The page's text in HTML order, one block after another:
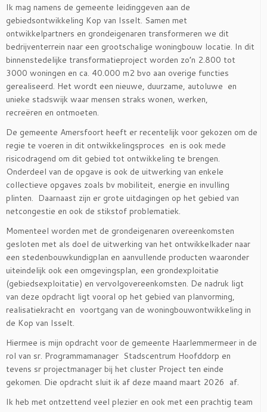
Ik mag namens de gemeente leidinggeven aan de
gebiedsontwikkeling Kop van Isselt. Samen met
ontwikkelpartners en grondeigenaren transformeren we dit
bedrijventerrein naar een grootschalige woningbouw locatie. In dit
binnenstedelijke transformatieproject worden zo’n 2.800 tot
3000 woningen en ca. 40.000 m2 bvo aan overige functies
gerealiseerd. Het wordt een nieuwe, duurzame, autoluwe en
unieke stadswijk waar mensen straks wonen, werken,
recreëren en ontmoeten.
De gemeente Amersfoort heeft er recentelijk voor gekozen om de
regie te voeren in dit ontwikkelingsproces en is ook mede
risicodragend om dit gebied tot ontwikkeling te brengen.
Onderdeel van de opgave is ook de uitwerking van enkele
collectieve opgaves zoals bv mobiliteit, energie en invulling
plinten. Daarnaast zijn er grote uitdagingen op het gebied van
netcongestie en ook de stikstof problematiek.
Momenteel worden met de grondeigenaren overeenkomsten
gesloten met als doel de uitwerking van het ontwikkelkader naar
een stedenbouwkundigplan en aanvullende producten waaronder
uiteindelijk ook een omgevingsplan, een grondexploitatie
(gebiedsexploitatie) en vervolgovereenkomsten. De nadruk ligt
van deze opdracht ligt vooral op het gebied van planvorming,
realisatiekracht en voortgang van de woningbouwontwikkeling in
de Kop van Isselt.
Hiermee is mijn opdracht voor de gemeente Haarlemmermeer in de
rol van sr. Programmamanager Stadscentrum Hoofddorp en
tevens sr projectmanager bij het cluster Project ten einde
gekomen. Die opdracht sluit ik af deze maand maart 2026 af.
Ik heb met ontzettend veel plezier en ook met een prachtig team